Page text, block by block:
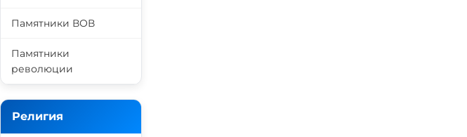
Памятники ВОВ
Памятники
революции
Религия